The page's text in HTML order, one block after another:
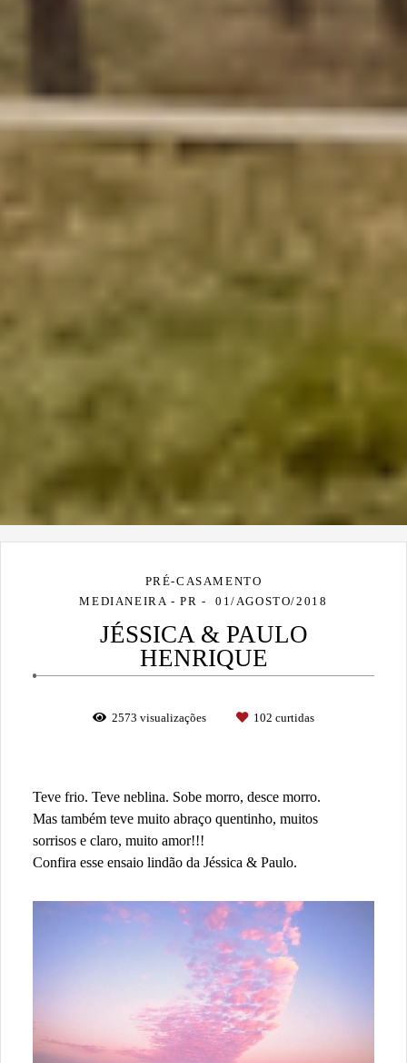
PRÉ-CASAMENTO
MEDIANEIRA - PR
01/AGOSTO/2018
JÉSSICA & PAULO
HENRIQUE
2573 visualizações 102 curtidas
Teve frio. Teve neblina. Sobe morro, desce morro.
Mas também teve muito abraço quentinho, muitos
sorrisos e claro, muito amor!!!
Confira esse ensaio lindão da Jéssica & Paulo.